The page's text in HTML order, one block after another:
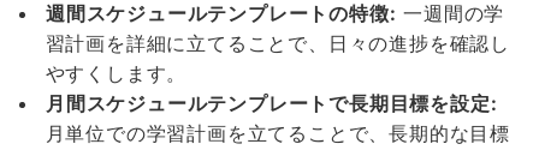
週間スケジュールテンプレートの特徴: 一週間の学
習計画を詳細に立てることで、日々の進捗を確認し
やすくします。
月間スケジュールテンプレートで長期目標を設定:
月単位での学習計画を立てることで、長期的な目標